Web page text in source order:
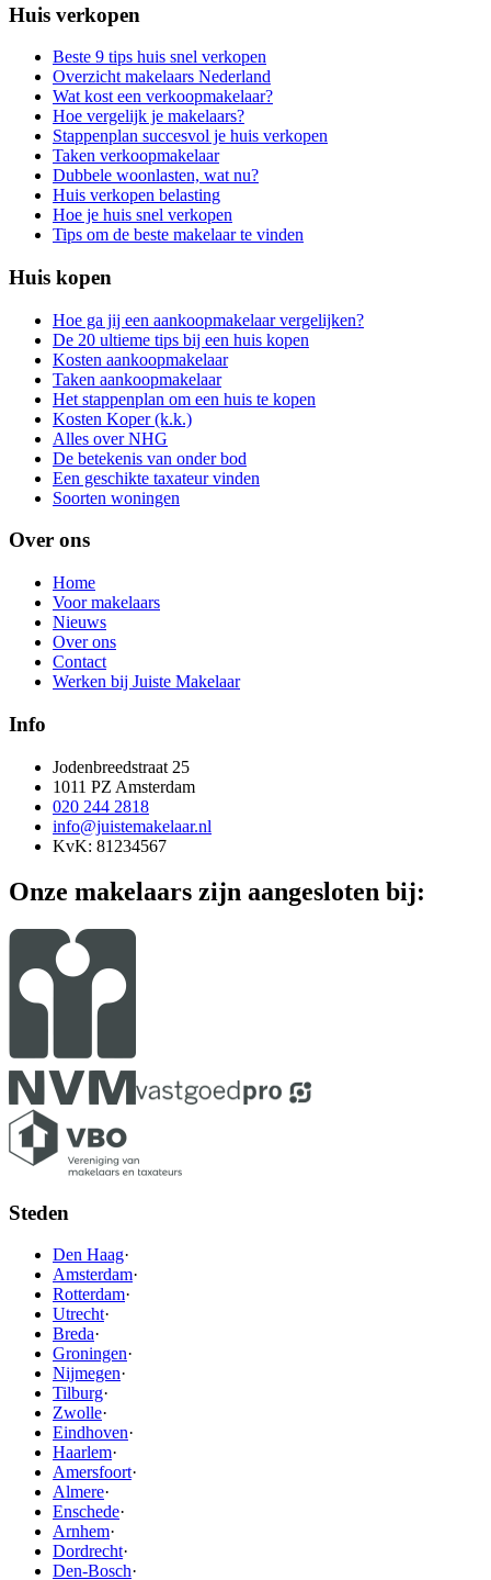
Huis verkopen
Beste 9 tips huis snel verkopen
Overzicht makelaars Nederland
Wat kost een verkoopmakelaar?
Hoe vergelijk je makelaars?
Stappenplan succesvol je huis verkopen
Taken verkoopmakelaar
Dubbele woonlasten, wat nu?
Huis verkopen belasting
Hoe je huis snel verkopen
Tips om de beste makelaar te vinden
Huis kopen
Hoe ga jij een aankoopmakelaar vergelijken?
De 20 ultieme tips bij een huis kopen
Kosten aankoopmakelaar
Taken aankoopmakelaar
Het stappenplan om een huis te kopen
Kosten Koper (k.k.)
Alles over NHG
De betekenis van onder bod
Een geschikte taxateur vinden
Soorten woningen
Over ons
Home
Voor makelaars
Nieuws
Over ons
Contact
Werken bij Juiste Makelaar
Info
Jodenbreedstraat 25
1011 PZ Amsterdam
020 244 2818
info@juistemakelaar.nl
KvK: 81234567
Onze makelaars zijn aangesloten bij:
Steden
Den Haag·
Amsterdam·
Rotterdam·
Utrecht·
Breda·
Groningen·
Nijmegen·
Tilburg·
Zwolle·
Eindhoven·
Haarlem·
Amersfoort·
Almere·
Enschede·
Arnhem·
Dordrecht·
Den-Bosch·